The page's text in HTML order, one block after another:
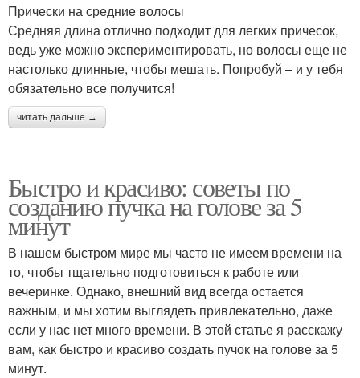
Прически на средние волосы
Средняя длина отлично подходит для легких причесок,
ведь уже можно экспериментировать, но волосы еще не
настолько длинные, чтобы мешать. Попробуй – и у тебя
обязательно все получится!
читать дальше →
Быстро и красиво: советы по
созданию пучка на голове за 5
минут
В нашем быстром мире мы часто не имеем времени на
то, чтобы тщательно подготовиться к работе или
вечеринке. Однако, внешний вид всегда остается
важным, и мы хотим выглядеть привлекательно, даже
если у нас нет много времени. В этой статье я расскажу
вам, как быстро и красиво создать пучок на голове за 5
минут.